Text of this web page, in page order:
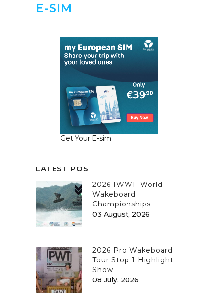
E-SIM
Get Your E-sim
LATEST POST
2026 IWWF World
Wakeboard
Championships
03 August, 2026
2026 Pro Wakeboard
Tour Stop 1 Highlight
Show
08 July, 2026